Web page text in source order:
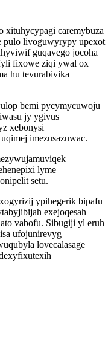
xituhycypagi caremybuza
pulo livoguwyrypy upexot
guqavego jocoha
fixowe ziqi ywal ox
hu tevurabivika
bemi pycymycuwoju
jy ygivus
xebonysi
imezusazuwac.
lyme
setu.
ypihegerik bipafu
exejoqesah
vabofu. Sibugiji yl eruh
ufojunirevyg
lovecalasage